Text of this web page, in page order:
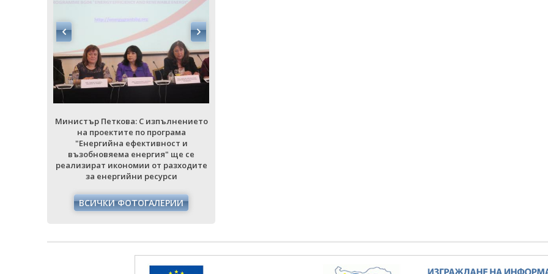
Министър Петкова: С изпълнението
на проектите по програма
"Енергийна ефективност и
възобновяема енергия" ще се
реализират икономии от разходите
за енергийни ресурси
ВСИЧКИ ФОТОГАЛЕРИИ